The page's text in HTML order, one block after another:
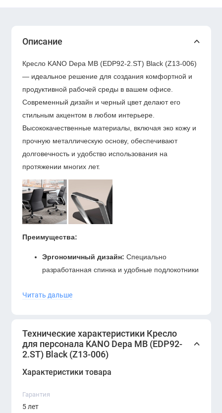
Описание
Кресло KANO Depa MB (EDP92-2.ST) Black (Z13-006)
— идеальное решение для создания комфортной и
продуктивной рабочей среды в вашем офисе.
Современный дизайн и черный цвет делают его
стильным акцентом в любом интерьере.
Высококачественные материалы, включая эко кожу и
прочную металлическую основу, обеспечивают
долговечность и удобство использования на
протяжении многих лет.
Преимущества:
Эргономичный дизайн: Специально
разработанная спинка и удобные подлокотники
течение рабочего дня.
обеспечивают устойчивость и легкость в уходе.
Современный стиль:Черный цвет и
элегантные линии делают кресло не только
удобным, но и стильным аксессуаром
Функциональность:
Читать дальше
Технические характеристики Кресло
для персонала KANO Depa MB (EDP92-
2.ST) Black (Z13-006)
Характеристики товара
Гарантия
5 лет